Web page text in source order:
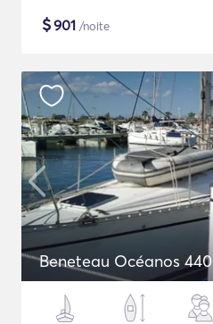
$901 /noite
Beneteau Océanos 440